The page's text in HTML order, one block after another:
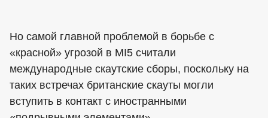
Но самой главной проблемой в борьбе с
«красной» угрозой в MI5 считали
международные скаутские сборы, поскольку на
таких встречах британские скауты могли
вступить в контакт с иностранными